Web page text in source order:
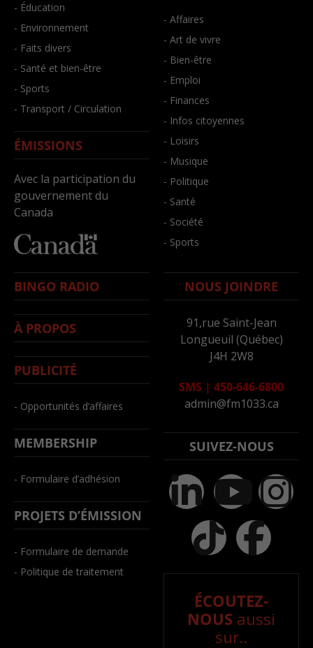
- Éducation
- Environnement
- Faits divers
- Santé et bien-être
- Sports
- Transport / Circulation
ÉMISSIONS
Avec la participation du
gouvernement du
Canada
- Affaires
- Art de vivre
- Bien-être
- Emploi
- Finances
- Infos citoyennes
- Loisirs
- Musique
- Politique
- Santé
- Société
- Sports
BINGO RADIO
À PROPOS
PUBLICITÉ
- Opportunités d’affaires
MEMBERSHIP
- Formulaire d’adhésion
PROJETS D’ÉMISSION
- Formulaire de demande
- Politique de traitement
NOUS JOINDRE
91,rue Saint-Jean
Longueuil (Québec)
J4H 2W8
SMS | 450-646-6800
admin@fm1033.ca
SUIVEZ-NOUS
ÉCOUTEZ-
NOUS aussi
sur..